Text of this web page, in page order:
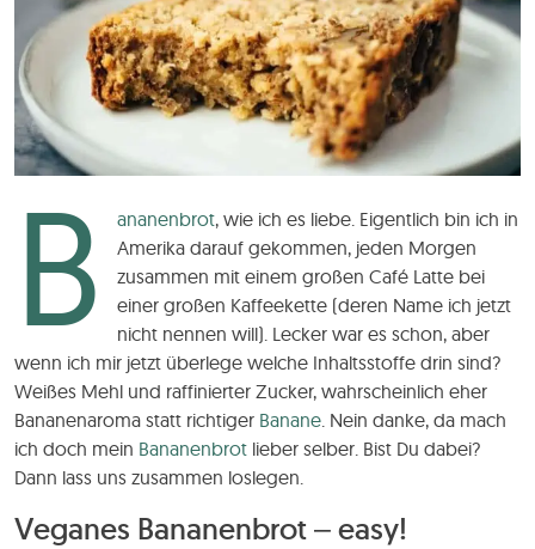
B ananenbrot, wie ich es liebe. Eigentlich bin ich in
Amerika darauf gekommen, jeden Morgen
zusammen mit einem großen Café Latte bei
einer großen Kaffeekette (deren Name ich jetzt
nicht nennen will). Lecker war es schon, aber
wenn ich mir jetzt überlege welche Inhaltsstoffe drin sind?
Weißes Mehl und raffinierter Zucker, wahrscheinlich eher
Bananenaroma statt richtiger Banane . Nein danke, da mach
ich doch mein Bananenbrot lieber selber. Bist Du dabei?
Dann lass uns zusammen loslegen.
Veganes Bananenbrot – easy!